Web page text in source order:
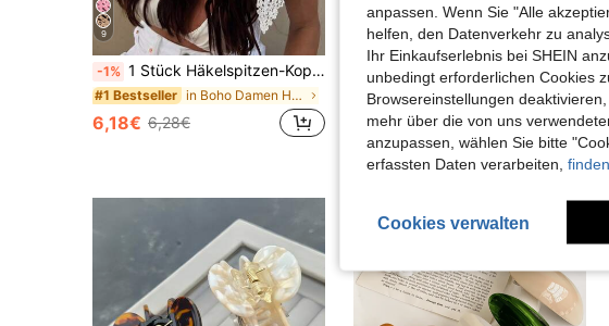
9
-1% 1 Stück Häkelspitzen-Kopftuch, Boho-Stil gestricktes Kopfband, französisches Vintage-Haarband mit Durchbruchmuster, Sommer-Strand-Haaraccessoire für Frauen, Boho-Chic
#1 Bestseller in Boho Damen Haarschmuck
6,18€ 6,28€
Happy Girl World.
3 Stücke/1 Stück Damen Oversize 8cm/3,15 Zoll Rosa Gelb, Gelb und Burgunder Kunststoff Blumen Haarspangen, modisch elegant, minimalistische Haarzubehör, geeignet für Alltag, Lässig, Party, Arbeit, Strand, Urlaub, Frisurdesign, Gesichts-/Haarwäsche, Make-up, Kleidung und andere Anlässe, Haarklammern, unverzichtbar für Herbst-/Winterurlaubskleidung, Damen Blumen Haarspangen, unverzichtbar für Sommerkleidung, Frühlings-Haarklammern, Sommer-Haarklammern, Herbst-Haarzubehör, Winter-Haarklammern
11 übrig
3,83€
anpassen. Wenn Sie "Alle
helfen, den Datenverkehr zu
Ihr Einkaufserlebnis bei SHEIN
unbedingt erforderlichen Cookies
Browsereinstellungen
mehr über die von uns
anzupassen, wählen Sie bitte
erfassten Daten verarbeiten,
Cookies verwalten